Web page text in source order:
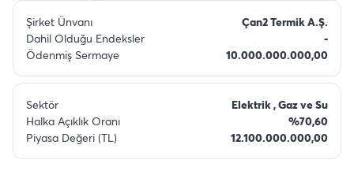
Şirket Ünvanı
Çan2 Termik A.Ş.
Dahil Olduğu Endeksler
-
Ödenmiş Sermaye
10.000.000.000,00
Sektör
Elektrik , Gaz ve Su
Halka Açıklık Oranı
%70,60
Piyasa Değeri (TL)
12.100.000.000,00